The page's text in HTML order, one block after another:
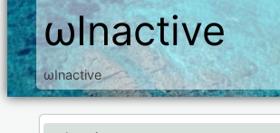
ωInactive
ωInactive